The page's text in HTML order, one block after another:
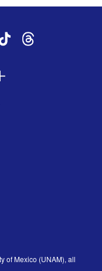
of Mexico (UNAM), all